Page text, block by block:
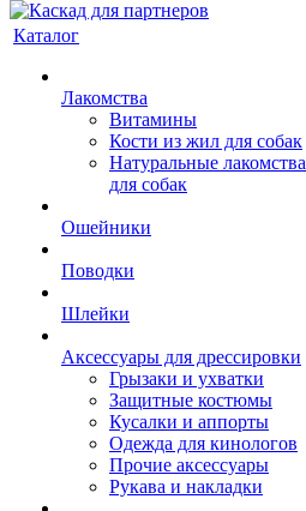
Каталог
Лакомства
Витамины
Кости из жил для собак
Натуральные лакомства
для собак
Ошейники
Поводки
Шлейки
Аксессуары для дрессировки
Грызаки и ухватки
Защитные костюмы
Кусалки и аппорты
Одежда для кинологов
Прочие аксессуары
Рукава и накладки